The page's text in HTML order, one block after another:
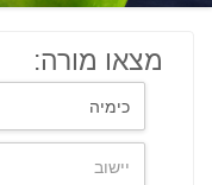
מצאו מורה: